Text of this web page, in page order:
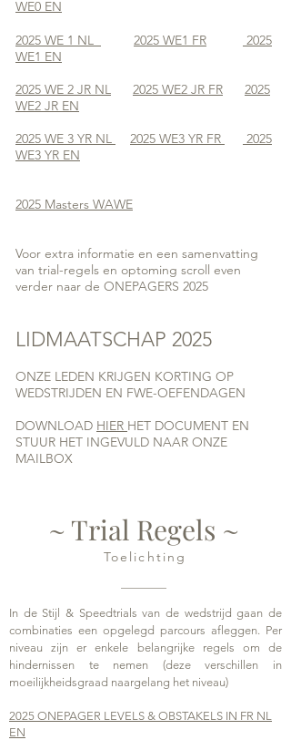
WE0 EN
2025 WE 1 NL 2025 WE1 FR
2025
WE1 EN
2025 WE 2 JR NL
2025 WE2 JR FR
2025
WE2 JR EN
2025 WE 3 YR NL
2025 WE3 YR FR
2025
WE3 YR EN
2025 Masters WAWE
Voor extra informatie en een samenvatting
van trial-regels en optoming scroll even
verder naar de ONEPAGERS 2025
LIDMAATSCHAP 2025
ONZE LEDEN KRIJGEN KORTING OP
WEDSTRIJDEN EN FWE-OEFENDAGEN
DOWNLOAD HIER HET DOCUMENT EN
STUUR HET INGEVULD NAAR ONZE
MAILBOX
~ Trial Regels ~
Toelichting
In de Stijl & Speedtrials van de wedstrijd gaan de
combinaties een opgelegd parcours afleggen. Per
niveau zijn er enkele belangrijke regels om de
hindernissen te nemen (deze verschillen in
moeilijkheidsgraad naargelang het niveau)
2025 ONEPAGER LEVELS & OBSTAKELS IN FR NL
EN